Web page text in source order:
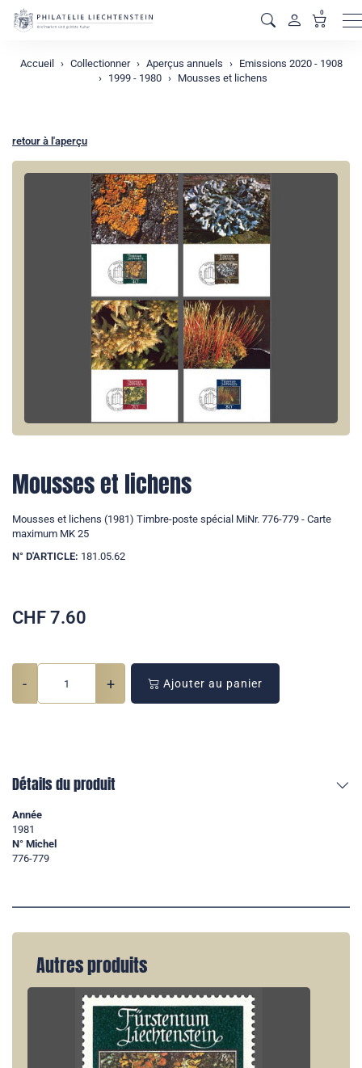
0
Accueil Collectionner Aperçus annuels
Emissions 2020 - 1908
1999 - 1980
Mousses et lichens
retour à l'aperçu
Mousses et lichens
Mousses et lichens (1981) Timbre-poste spécial MiNr. 776-779 - Carte
maximum MK 25
N° D'ARTICLE: 181.05.62
CHF 7.60
- + Ajouter au panier
Détails du produit
Année
1981
N° Michel
776-779
Autres produits